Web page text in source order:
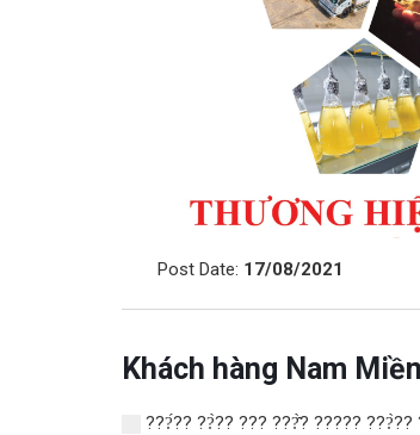
Post Date: 17/08/2021
Khách hàng Nam
???́?? ??̀?? ??? ???̂̀? ????? ???̀??